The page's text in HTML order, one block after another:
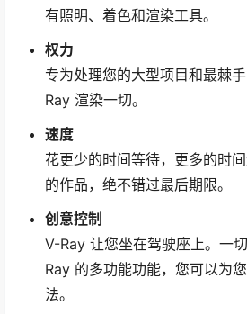
有照明、着色和渲染工具。
权力
专为处理您的大型项目和最棘
Ray 渲染一切。
速度
花更少的时间等待，更多的时
的作品，绝不错过最后期限。
创意控制
V-Ray 让您坐在驾驶座上。一
Ray 的多功能功能，您可以为
法。